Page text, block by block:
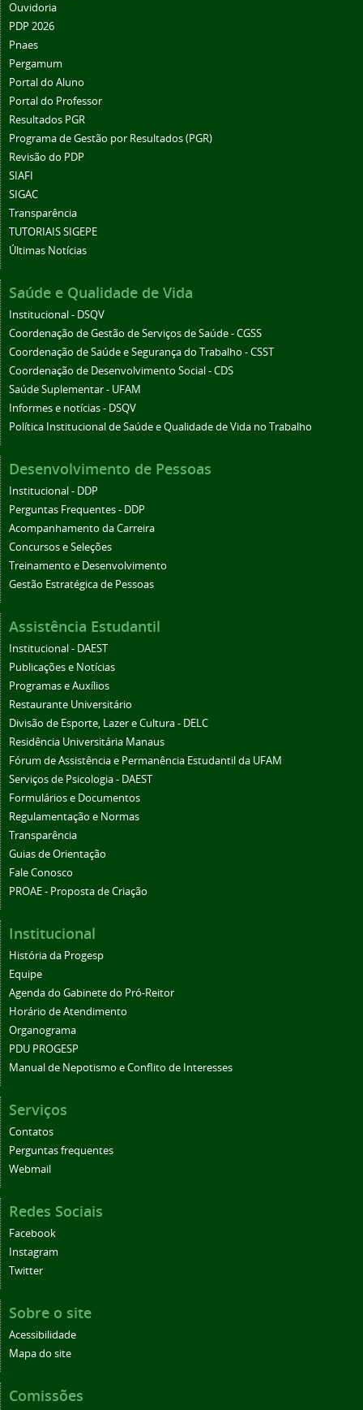
Ouvidoria
PDP 2026
Pnaes
Pergamum
Portal do Aluno
Portal do Professor
Resultados PGR
Programa de Gestão por Resultados (PGR)
Revisão do PDP
SIAFI
SIGAC
Transparência
TUTORIAIS SIGEPE
Últimas Notícias
Saúde e Qualidade de Vida
Institucional - DSQV
Coordenação de Gestão de Serviços de Saúde - CGSS
Coordenação de Saúde e Segurança do Trabalho - CSST
Coordenação de Desenvolvimento Social - CDS
Saúde Suplementar - UFAM
Informes e notícias - DSQV
Política Institucional de Saúde e Qualidade de Vida no Trabalho
Desenvolvimento de Pessoas
Institucional - DDP
Perguntas Frequentes - DDP
Acompanhamento da Carreira
Concursos e Seleções
Treinamento e Desenvolvimento
Gestão Estratégica de Pessoas
Assistência Estudantil
Institucional - DAEST
Publicações e Notícias
Programas e Auxílios
Restaurante Universitário
Divisão de Esporte, Lazer e Cultura - DELC
Residência Universitária Manaus
Fórum de Assistência e Permanência Estudantil da UFAM
Serviços de Psicologia - DAEST
Formulários e Documentos
Regulamentação e Normas
Transparência
Guias de Orientação
Fale Conosco
PROAE - Proposta de Criação
Institucional
História da Progesp
Equipe
Agenda do Gabinete do Pró-Reitor
Horário de Atendimento
Organograma
PDU PROGESP
Manual de Nepotismo e Conflito de Interesses
Serviços
Contatos
Perguntas frequentes
Webmail
Redes Sociais
Facebook
Instagram
Twitter
Sobre o site
Acessibilidade
Mapa do site
Comissões